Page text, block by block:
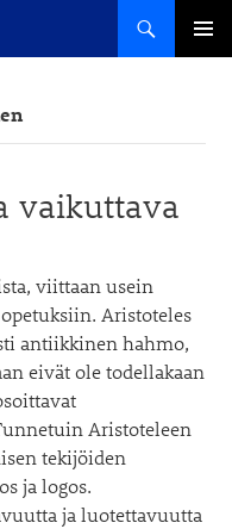
vaikuttava
viittaan usein
Aristoteles
antiikkinen hahmo,
eivät ole todellakaan
Aristoteleen
tekijöiden
ja logos.
ja luotettavuutta